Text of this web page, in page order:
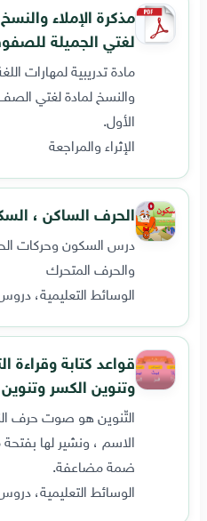
مذكرة الإملاء
لغتي الجميلة
مادة تدريبية لمهارات
والنسخ لمادة لغتي
الأول.
الإثراء والمراجعة
الحرف الساكن ،
درس السكون وحركات
والحرف المتحرك
الوسائط التعليمية،
قواعد كتابة وقراءة
وتنوين الكسر
التّنوين هو صوت حرف
الاسم ، ونشير لها
ضمة مضاعفة.
الوسائط التعليمية،